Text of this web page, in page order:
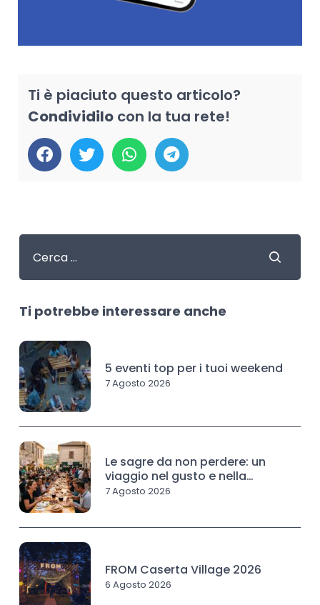
Ti è piaciuto questo articolo?
Condividilocon la tua rete!
Ti potrebbe interessare anche
5 eventi top per i tuoi weekend
7 Agosto 2026
Le sagre da non perdere: un
viaggio nel gusto e nella
tradizione
7 Agosto 2026
FROM Caserta Village 2026
6 Agosto 2026